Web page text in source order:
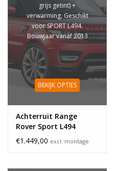
grijs getint) +
verwarming. Geschikt
voor SPORT L494.
Bouwjaar vanaf 2013
BEKIJK OPTIES
Achterruit Range
Rover Sport L494
€1.449,00 excl. montage